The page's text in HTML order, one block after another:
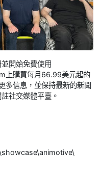
開始免費使用
上購買每月66.99美元起的
多信息，並保持最新的新聞
社交媒體平臺。